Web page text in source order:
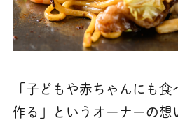
「子どもや赤ちゃんにも
作る」というオーナーの想